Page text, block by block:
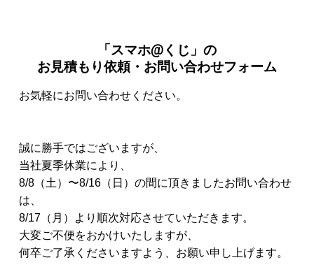
「スマホ@くじ」の
お見積もり依頼・お問い合わせフォーム
お気軽にお問い合わせください。
誠に勝手ではございますが、
当社夏季休業により、
8/8（土）〜8/16（日）の間に頂きましたお問い合わせ
は、
8/17（月）より順次対応させていただきます。
大変ご不便をおかけいたしますが、
何卒ご了承くださいますよう、お願い申し上げます。